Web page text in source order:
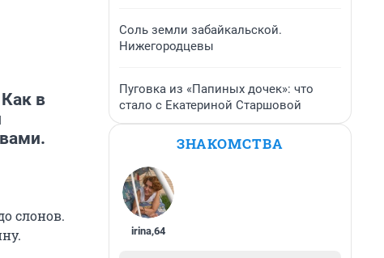
в
слонов.
Соль земли забайкальской.
Нижегородцевы
Пуговка из «Папиных дочек»: что
стало с Екатериной Старшовой
ЗНАКОМСТВА
irina,64